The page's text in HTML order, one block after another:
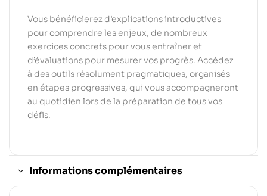
Vous bénéficierez d’explications introductives
pour comprendre les enjeux, de nombreux
exercices concrets pour vous entraîner et
d’évaluations pour mesurer vos progrès. Accédez
à des outils résolument pragmatiques, organisés
en étapes progressives, qui vous accompagneront
au quotidien lors de la préparation de tous vos
défis.
Informations complémentaires